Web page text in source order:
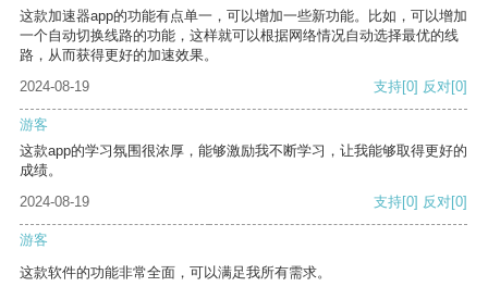
这款加速器app的功能有点单一，可以增加一些新功能。比如，可以增加
一个自动切换线路的功能，这样就可以根据网络情况自动选择最优的线
路，从而获得更好的加速效果。
2024-08-19
支持[0] 反对[0]
游客
这款app的学习氛围很浓厚，能够激励我不断学习，让我能够取得更好的
成绩。
2024-08-19
支持[0] 反对[0]
游客
这款软件的功能非常全面，可以满足我所有需求。